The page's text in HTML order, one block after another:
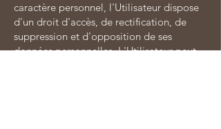
caractère personnel, l'Utilisateur dispose
d'un droit d'accès, de rectification, de
suppression et d'opposition de ses
données personnelles. L'Utilisateur peut